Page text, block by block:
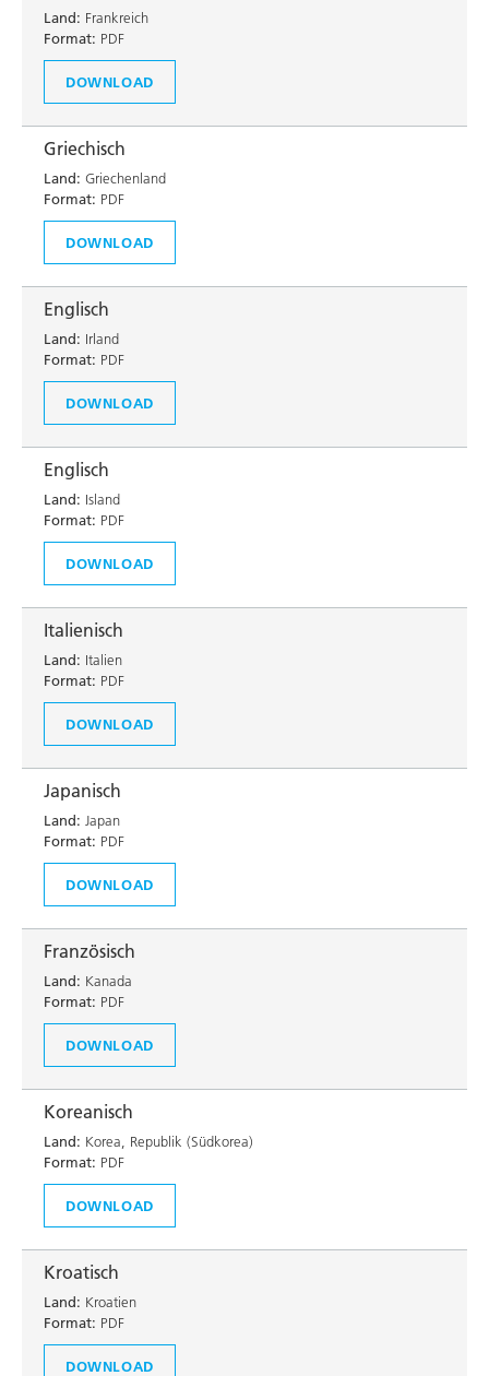
Land: Frankreich
Format: PDF
DOWNLOAD
Griechisch
Land: Griechenland
Format: PDF
DOWNLOAD
Englisch
Land: Irland
Format: PDF
DOWNLOAD
Englisch
Land: Island
Format: PDF
DOWNLOAD
Italienisch
Land: Italien
Format: PDF
DOWNLOAD
Japanisch
Land: Japan
Format: PDF
DOWNLOAD
Französisch
Land: Kanada
Format: PDF
DOWNLOAD
Koreanisch
Land: Korea, Republik (Südkorea)
Format: PDF
DOWNLOAD
Kroatisch
Land: Kroatien
Format: PDF
DOWNLOAD